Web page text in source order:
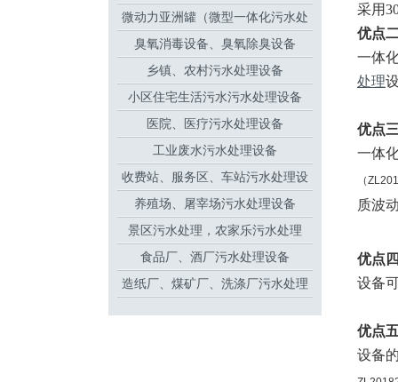
微动力亚洲罐（微型一体化污水处
理设备
臭氧消毒设备、臭氧除臭设备
乡镇、农村污水处理设备
小区住宅生活污水污水处理设备
医院、医疗污水处理设备
工业废水污水处理设备
收费站、服务区、车站污水处理设
备
养殖场、屠宰场污水处理设备
景区污水处理，农家乐污水处理
食品厂、酒厂污水处理设备
造纸厂、煤矿厂、洗涤厂污水处理
采用
优点
一体
处理
优点
一体
（
质波
优点
设备
优点
设备